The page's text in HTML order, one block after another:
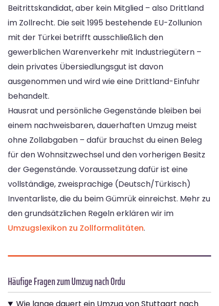
Beitrittskandidat, aber kein Mitglied – also Drittland
im Zollrecht. Die seit 1995 bestehende EU-Zollunion
mit der Türkei betrifft ausschließlich den
gewerblichen Warenverkehr mit Industriegütern –
dein privates Übersiedlungsgut ist davon
ausgenommen und wird wie eine Drittland-Einfuhr
behandelt.
Hausrat und persönliche Gegenstände bleiben bei
einem nachweisbaren, dauerhaften Umzug meist
ohne Zollabgaben – dafür brauchst du einen Beleg
für den Wohnsitzwechsel und den vorherigen Besitz
der Gegenstände. Voraussetzung dafür ist eine
vollständige, zweisprachige (Deutsch/Türkisch)
Inventarliste, die du beim Gümrük einreichst. Mehr zu
den grundsätzlichen Regeln erklären wir im
Umzugslexikon zu Zollformalitäten.
Häufige Fragen zum Umzug nach Ordu